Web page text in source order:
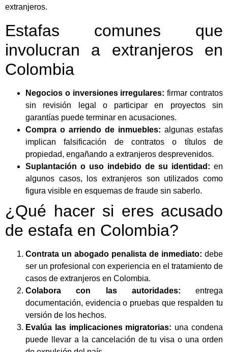
extranjeros.
Estafas comunes que
involucran a extranjeros en
Colombia
Negocios o inversiones irregulares: firmar contratos
sin revisión legal o participar en proyectos sin
garantías puede terminar en acusaciones.
Compra o arriendo de inmuebles: algunas estafas
implican falsificación de contratos o títulos de
propiedad, engañando a extranjeros desprevenidos.
Suplantación o uso indebido de su identidad: en
algunos casos, los extranjeros son utilizados como
figura visible en esquemas de fraude sin saberlo.
¿Qué hacer si eres acusado
de estafa en Colombia?
Contrata un abogado penalista de inmediato: debe
ser un profesional con experiencia en el tratamiento de
casos de extranjeros en Colombia.
Colabora con las autoridades: entrega
documentación, evidencia o pruebas que respalden tu
versión de los hechos.
Evalúa las implicaciones migratorias: una condena
puede llevar a la cancelación de tu visa o una orden